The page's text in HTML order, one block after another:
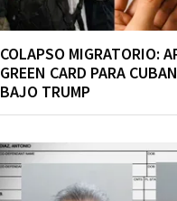
COLAPSO MIGRATORIO:
GREEN CARD PARA
BAJO TRUMP